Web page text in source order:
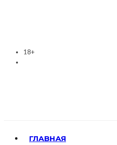
18+
ГЛАВНАЯ